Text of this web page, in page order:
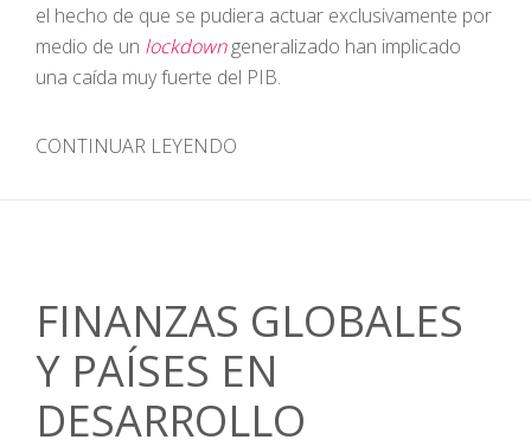
el hecho de que se pudiera actuar exclusivamente por
medio de un lockdowngeneralizado han implicado
una caída muy fuerte del PIB.
CONTINUAR LEYENDO
FINANZAS GLOBALES
Y PAÍSES EN
DESARROLLO